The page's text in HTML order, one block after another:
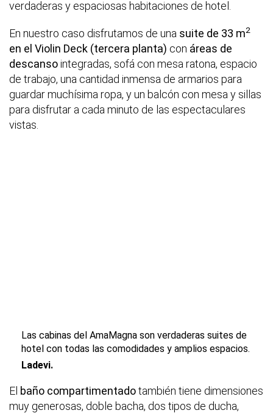
verdaderas y espaciosas habitaciones de hotel.
En nuestro caso disfrutamos de una suite de 33 m2
en el Violin Deck (tercera planta) con áreas de
descansointegradas, sofá con mesa ratona, espacio
de trabajo, una cantidad inmensa de armarios para
guardar muchísima ropa, y un balcón con mesa y sillas
para disfrutar a cada minuto de las espectaculares
vistas.
Las cabinas del AmaMagna son verdaderas suites de
hotel con todas las comodidades y amplios espacios.
Ladevi.
El baño compartimentadotambién tiene dimensiones
muy generosas, doble bacha, dos tipos de ducha,